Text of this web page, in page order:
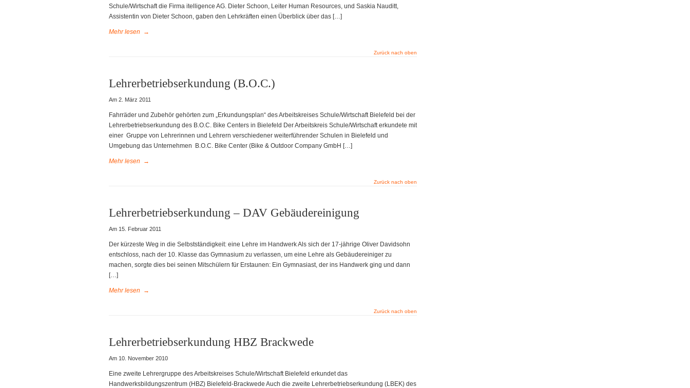
Schule/Wirtschaft die Firma itelligence AG. Dieter Schoon, Leiter Human Resources, und Saskia Nauditt,
Assistentin von Dieter Schoon, gaben den Lehrkräften einen Überblick über das […]
Mehr lesen →
Zurück nach oben
Lehrerbetriebserkundung (B.O.C.)
Am 2. März 2011
Fahrräder und Zubehör gehörten zum „Erkundungsplan“ des Arbeitskreises Schule/Wirtschaft Bielefeld bei der
Lehrerbetriebserkundung des B.O.C. Bike Centers in Bielefeld Der Arbeitskreis Schule/Wirtschaft erkundete mit
einer Gruppe von Lehrerinnen und Lehrern verschiedener weiterführender Schulen in Bielefeld und
Umgebung das Unternehmen B.O.C. Bike Center (Bike & Outdoor Company GmbH […]
Mehr lesen →
Zurück nach oben
Lehrerbetriebserkundung – DAV Gebäudereinigung
Am 15. Februar 2011
Der kürzeste Weg in die Selbstständigkeit: eine Lehre im Handwerk Als sich der 17-jährige Oliver Davidsohn
entschloss, nach der 10. Klasse das Gymnasium zu verlassen, um eine Lehre als Gebäudereiniger zu
machen, sorgte dies bei seinen Mitschülern für Erstaunen: Ein Gymnasiast, der ins Handwerk ging und dann
[…]
Mehr lesen →
Zurück nach oben
Lehrerbetriebserkundung HBZ Brackwede
Am 10. November 2010
Eine zweite Lehrergruppe des Arbeitskreises Schule/Wirtschaft Bielefeld erkundet das
Handwerksbildungszentrum (HBZ) Bielefeld-Brackwede Auch die zweite Lehrerbetriebserkundung (LBEK) des